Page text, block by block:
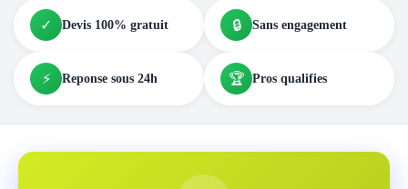
✓ Devis 100% gratuit 🔒 Sans engagement
⚡ Reponse sous 24h 🏆 Pros qualifies